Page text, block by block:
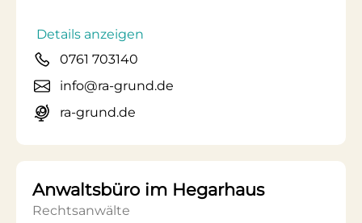
Details anzeigen
0761 703140
info@ra-grund.de
ra-grund.de
Anwaltsbüro im Hegarhaus
Rechtsanwälte